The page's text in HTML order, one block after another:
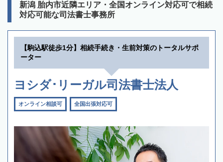
新潟 胎内市近隣エリア・全国オンライン対応可で相続
対応可能な司法書士事務所
【駒込駅徒歩1分】相続手続き・生前対策のトータルサポ
ーター
ヨシダ･リーガル司法書士法人
オンライン相談可 全国出張対応可